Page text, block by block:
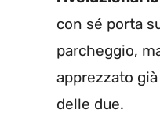
con sé porta
parcheggio,
apprezzato
delle due.